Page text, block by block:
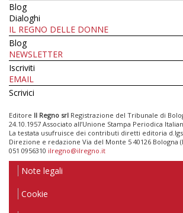
Blog
Dialoghi
IL REGNO DELLE DONNE
Blog
NEWSLETTER
Iscriviti
EMAIL
Scrivici
Editore Il Regno srl Registrazione del Tribunale di
24.10.1957 Associato all’Unione Stampa Periodica
La testata usufruisce dei contributi diretti editoria d.lgs
Direzione e redazione Via del Monte 5 40126 Bologna
051 0956310 ilregno@ilregno.it
Note legali
Cookie